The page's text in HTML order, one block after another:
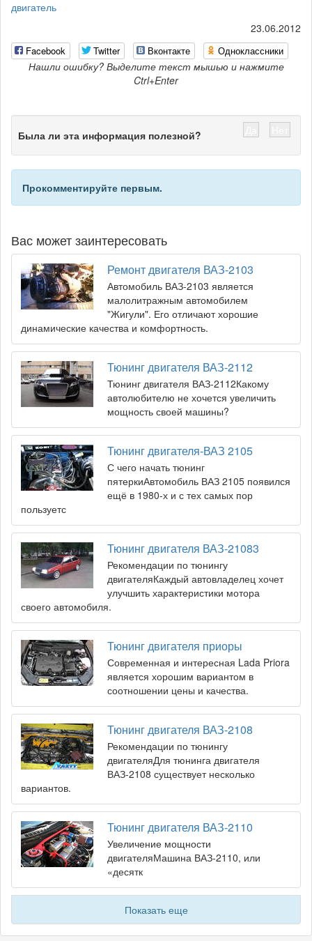
двигатель
23.06.2012
Facebook Twitter Вконтакте Одноклассники
Нашли ошибку? Выделите текст мышью и нажмите
Ctrl+Enter
Была ли эта информация полезной?
Прокомментируйте первым.
Вас может заинтересовать
Ремонт двигателя ВАЗ-2103
Автомобиль ВАЗ-2103 является
малолитражным автомобилем
"Жигули". Его отличают хорошие
динамические качества и комфортность.
Тюнинг двигателя ВАЗ-2112
Тюнинг двигателя ВАЗ-2112Какому
автолюбителю не хочется увеличить
мощность своей машины?
Тюнинг двигателя-ВАЗ 2105
С чего начать тюнинг
пятеркиАвтомобиль ВАЗ 2105 появился
ещё в 1980-х и с тех самых пор
пользуетс
Тюнинг двигателя ВАЗ-21083
Рекомендации по тюнингу
двигателяКаждый автовладелец хочет
улучшить характеристики мотора
своего автомобиля.
Тюнинг двигателя приоры
Современная и интересная Lada Priora
является хорошим вариантом в
соотношении цены и качества.
Тюнинг двигателя ВАЗ-2108
Рекомендации по тюнингу
двигателяДля тюнинга двигателя
ВАЗ-2108 существует несколько
вариантов.
Тюнинг двигателя ВАЗ-2110
Увеличение мощности
двигателяМашина ВАЗ-2110, или
«десятк
Показать еще